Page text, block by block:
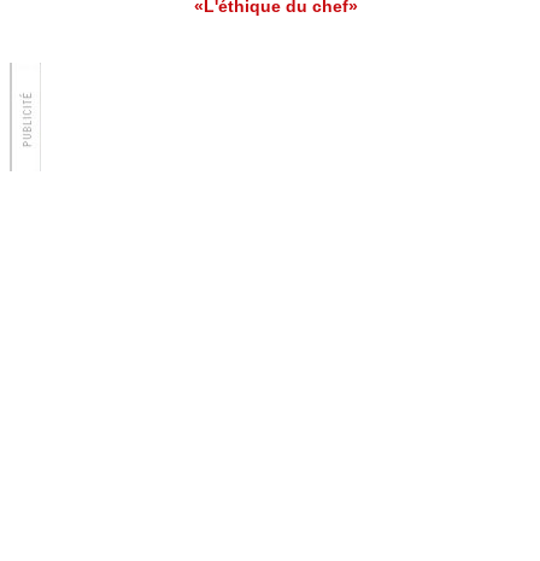
«L'éthique du chef»